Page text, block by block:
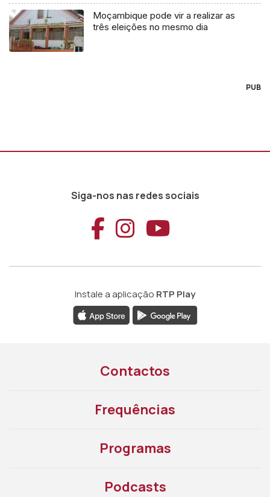
Moçambique pode vir a realizar as
três eleições no mesmo dia
PUB
Siga-nos nas redes sociais
Aceder ao
Aceder ao
Aceder
Instale a aplicação RTP Play
Contactos
Frequências
Programas
Podcasts